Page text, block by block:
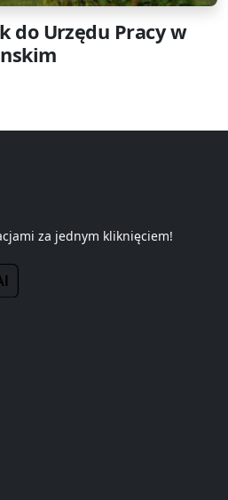
do Urzędu Pracy w
za jednym kliknięciem!